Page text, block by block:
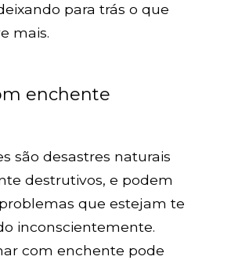
para trás o que
mais.
enchente
são desastres naturais
destrutivos, e podem
que estejam te
inconscientemente.
com enchente pode